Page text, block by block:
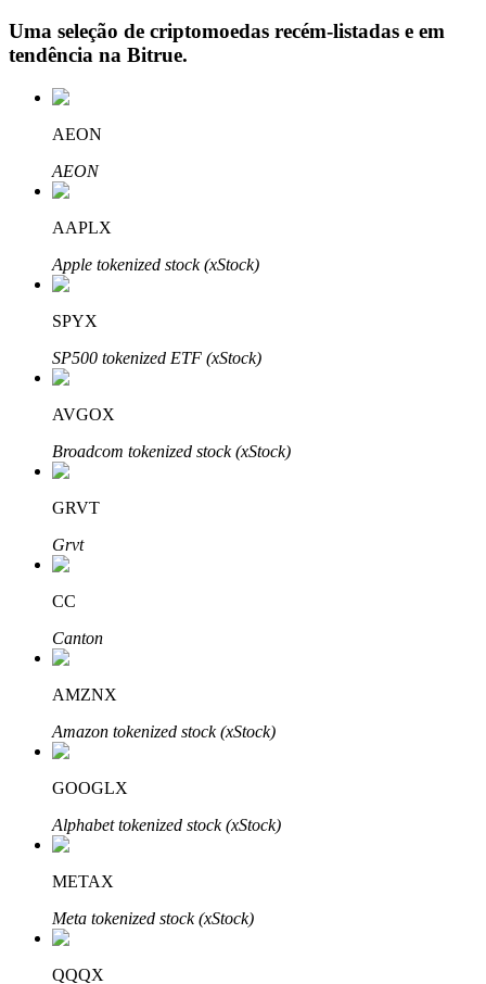
Investimento Automático
Obtenha lucro a longo prazo e interesses flexíveis
Aprenda a apostar
Afiliados Bitrue
Até 65% de comissões!
Uma seleção de criptomoedas recém-listadas e em
tendência na Bitrue.
AEON
AEON
AAPLX
Apple tokenized stock (xStock)
SPYX
SP500 tokenized ETF (xStock)
AVGOX
Broadcom tokenized stock (xStock)
GRVT
Grvt
CC
Canton
AMZNX
Amazon tokenized stock (xStock)
GOOGLX
Alphabet tokenized stock (xStock)
METAX
Meta tokenized stock (xStock)
QQQX